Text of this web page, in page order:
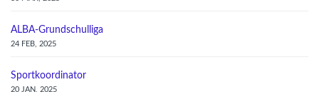
ALBA-Grundschulliga
24 FEB, 2025
Sportkoordinator
20 JAN, 2025